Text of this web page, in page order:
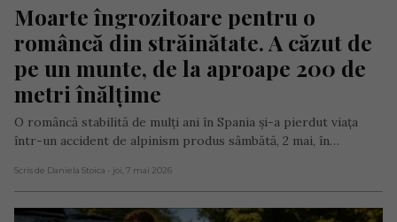
Moarte îngrozitoare pentru o
româncă din străinătate. A căzut de
pe un munte, de la aproape 200 de
metri înălțime
O româncă stabilită de mulți ani în Spania și-a pierdut viața
într-un accident de alpinism produs sâmbătă, 2 mai, în…
Scris de Daniela Stoica - joi, 7 mai 2026